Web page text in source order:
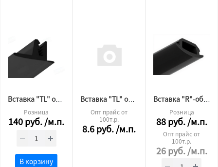
Вставка "TL" образная 347 (ГОТИКА)
Розница
140руб./м.п.
В корзину
Вставка "TL" образная Вид 2
Опт прайс от
100т.р.
8.6руб./м.п.
Вставка "R"-образная черная 347
Розница
88руб./м.п.
Опт прайс от
100т.р.
26руб./м.п.